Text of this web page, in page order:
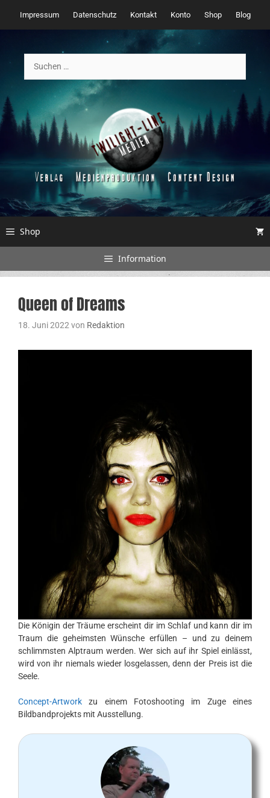
Inhalt
springen
Impressum Datenschutz Kontakt Konto Shop Blog
nach:
Shop
Information
Queen of Dreams
18. Juni 2022von Redaktion
Die Königin der Träume erscheint dir im Schlaf und kann dir im
Traum die geheimsten Wünsche erfüllen – und zu deinem
schlimmsten Alptraum werden. Wer sich auf ihr Spiel einlässt,
wird von ihr niemals wieder losgelassen, denn der Preis ist die
Seele.
Concept-Artwork zu einem Fotoshooting im Zuge eines
Bildbandprojekts mit Ausstellung.